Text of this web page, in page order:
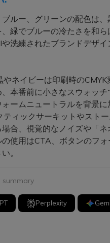
ルー、グリーンの配色は
、緑でブルーの冷たさを和
や洗練されたブランドデザ
ネイビーは印刷時のCMYK
本番前に小さなスウォッ
ームニュートラルを背景
ィックサーキットやスト
合、視覚的なノイズや「
使用はCTA、ボタンのフ
。
summary
Perplexity